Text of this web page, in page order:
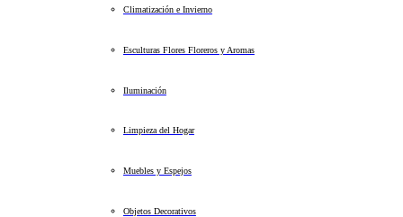
Climatización e Invierno
Esculturas Flores Floreros y Aromas
Iluminación
Limpieza del Hogar
Muebles y Espejos
Objetos Decorativos